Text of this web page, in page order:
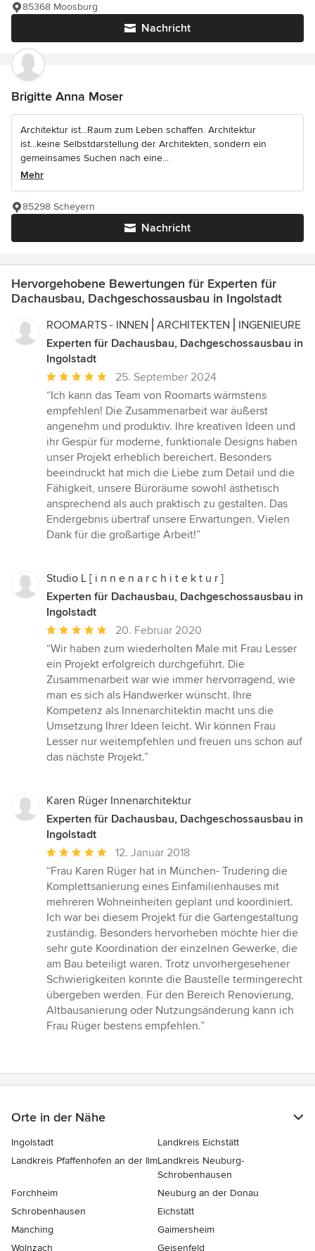
Nachricht
85368 Moosburg
Brigitte Anna Moser
Architektur ist...Raum zum Leben schaffen. Architektur
ist...keine Selbstdarstellung der Architekten, sondern ein
gemeinsames Suchen nach eine...
Mehr
Nachricht
85298 Scheyern
Hervorgehobene Bewertungen für Experten für
Dachausbau, Dachgeschossausbau in Ingolstadt
ROOMARTS - INNEN⎪ARCHITEKTEN⎪INGENIEURE
Experten für Dachausbau, Dachgeschossausbau in
Ingolstadt
Durchschnittliche
Bewertung:
5
von
5
Sternen
25. September 2024
“Ich kann das Team von Roomarts wärmstens
empfehlen! Die Zusammenarbeit war äußerst
angenehm und produktiv. Ihre kreativen Ideen und
ihr Gespür für moderne, funktionale Designs haben
unser Projekt erheblich bereichert. Besonders
beeindruckt hat mich die Liebe zum Detail und die
Fähigkeit, unsere Büroräume sowohl ästhetisch
ansprechend als auch praktisch zu gestalten. Das
Endergebnis übertraf unsere Erwartungen. Vielen
Dank für die großartige Arbeit!”
Studio L [ i n n e n a r c h i t e k t u r ]
Experten für Dachausbau, Dachgeschossausbau in
Ingolstadt
Durchschnittliche
Bewertung:
5
von
5
Sternen
20. Februar 2020
“Wir haben zum wiederholten Male mit Frau Lesser
ein Projekt erfolgreich durchgeführt. Die
Zusammenarbeit war wie immer hervorragend, wie
man es sich als Handwerker wünscht. Ihre
Kompetenz als Innenarchitektin macht uns die
Umsetzung Ihrer Ideen leicht. Wir können Frau
Lesser nur weitempfehlen und freuen uns schon auf
das nächste Projekt.”
Karen Rüger Innenarchitektur
Experten für Dachausbau, Dachgeschossausbau in
Ingolstadt
Durchschnittliche
Bewertung:
5
von
5
Sternen
12. Januar 2018
“Frau Karen Rüger hat in München- Trudering die
Komplettsanierung eines Einfamilienhauses mit
mehreren Wohneinheiten geplant und koordiniert.
Ich war bei diesem Projekt für die Gartengestaltung
zuständig. Besonders hervorheben möchte hier die
sehr gute Koordination der einzelnen Gewerke, die
am Bau beteiligt waren. Trotz unvorhergesehener
Schwierigkeiten konnte die Baustelle termingerecht
übergeben werden. Für den Bereich Renovierung,
Altbausanierung oder Nutzungsänderung kann ich
Frau Rüger bestens empfehlen.”
Orte in der Nähe
Ingolstadt
Landkreis Eichstätt
Landkreis Pfaffenhofen an der IlmLandkreis Neuburg-
Schrobenhausen
Forchheim
Neuburg an der Donau
Schrobenhausen
Eichstätt
Manching
Gaimersheim
Wolnzach
Geisenfeld